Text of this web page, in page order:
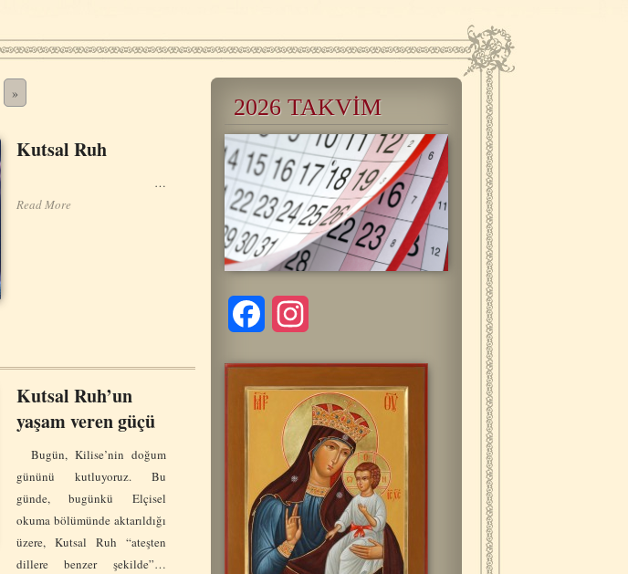
»
Kutsal Ruh
…
Read More
Kutsal Ruh’un
yaşam veren güçü
Bugün, Kilise’nin doğum
gününü kutluyoruz. Bu
günde, bugünkü Elçisel
okuma bölümünde aktarıldığı
üzere, Kutsal Ruh “ateşten
dillere benzer şekilde”…
2026 TAKVİM
Facebook